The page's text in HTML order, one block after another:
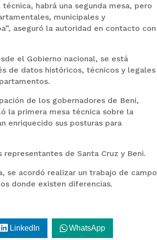
habrá una segunda mesa, pero
municipales y
aseguró la autoridad en contacto con
el Gobierno nacional, se está
de datos históricos, técnicos y legales
de los gobernadores de Beni,
la primera mesa técnica sobre la
enriquecido sus posturas para
de Santa Cruz y Beni.
se acordó realizar un trabajo de campo
donde existen diferencias.
LinkedIn WhatsApp